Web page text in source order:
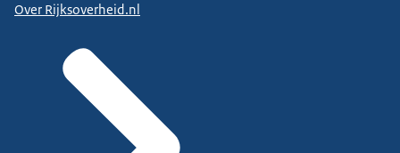
Over Rijksoverheid.nl